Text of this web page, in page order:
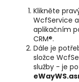
Klikněte
WcfService
aplikačním
CRM®.
Dále je
složce
služby - je